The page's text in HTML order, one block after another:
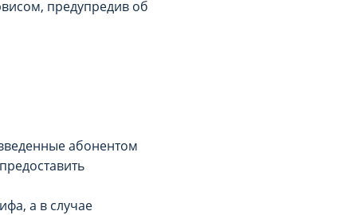
предупредив об
абонентом
а в случае